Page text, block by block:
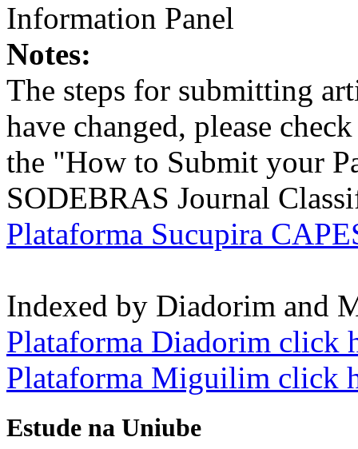
Information Panel
Notes:
The steps for submitting
have changed, please
the "How to Submit your
SODEBRAS Journal
Plataforma Sucupira
Indexed by Diadorim and
Plataforma Diadorim click
Plataforma Miguilim click
Estude na Uniube